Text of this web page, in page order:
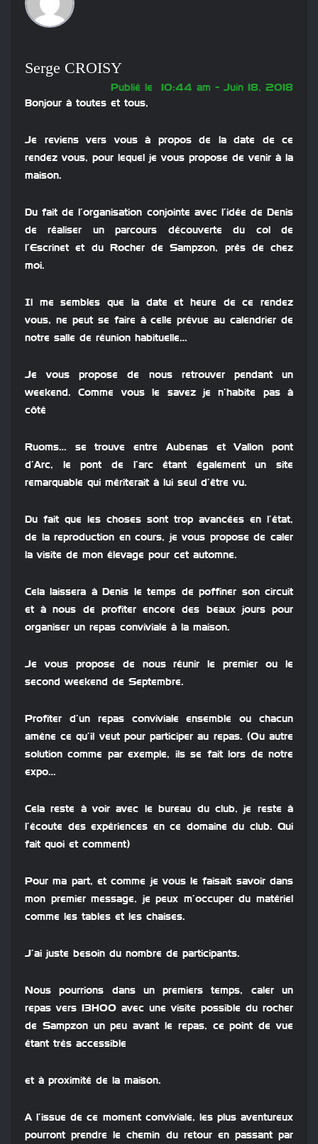
Serge CROISY
Publié le 10:44 am - Juin 18, 2018
Bonjour à toutes et tous,
Je reviens vers vous à propos de la date de ce
rendez vous, pour lequel je vous propose de venir à la
maison.
Du fait de l’organisation conjointe avec l’idée de Denis
de réaliser un parcours découverte du col de
l’Escrinet et du Rocher de Sampzon, près de chez
moi.
Il me sembles que la date et heure de ce rendez
vous, ne peut se faire à celle prévue au calendrier de
notre salle de réunion habituelle…
Je vous propose de nous retrouver pendant un
weekend. Comme vous le savez je n’habite pas à
côté
Ruoms… se trouve entre Aubenas et Vallon pont
d’Arc, le pont de l’arc étant également un site
remarquable qui mériterait à lui seul d’être vu.
Du fait que les choses sont trop avancées en l’état,
de la reproduction en cours, je vous propose de caler
la visite de mon élevage pour cet automne.
Cela laissera à Denis le temps de poffiner son circuit
et à nous de profiter encore des beaux jours pour
organiser un repas conviviale à la maison.
Je vous propose de nous réunir le premier ou le
second weekend de Septembre.
Profiter d’un repas conviviale ensemble ou chacun
amène ce qu’il veut pour participer au repas. (Ou autre
solution comme par exemple, ils se fait lors de notre
expo…
Cela reste à voir avec le bureau du club, je reste à
l’écoute des expériences en ce domaine du club. Qui
fait quoi et comment)
Pour ma part, et comme je vous le faisait savoir dans
mon premier message, je peux m’occuper du matériel
comme les tables et les chaises.
J’ai juste besoin du nombre de participants.
Nous pourrions dans un premiers temps, caler un
repas vers 13H00 avec une visite possible du rocher
de Sampzon un peu avant le repas, ce point de vue
étant très accessible
et à proximité de la maison.
A l’issue de ce moment conviviale, les plus aventureux
pourront prendre le chemin du retour en passant par